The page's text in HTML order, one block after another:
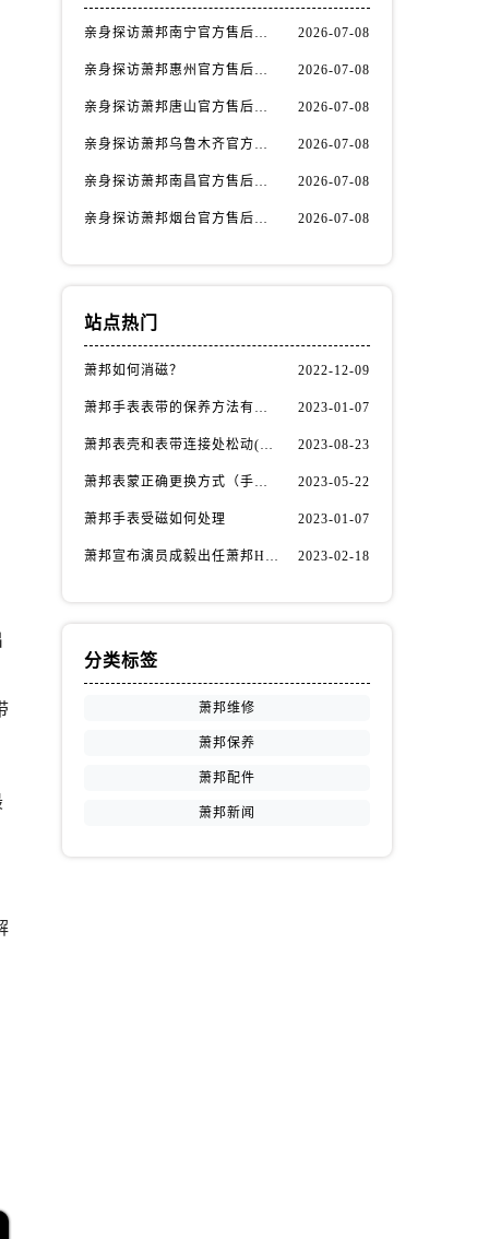
预约）
亲身探访萧邦南宁官方售后服务中心｜网点地址与电话（2026年7月最新） 2026-07-08
亲身探访萧邦惠州官方售后服务中心｜网点地址及热线（2026年7月最新） 2026-07-08
亲身探访萧邦唐山官方售后服务中心｜全新地址及服务热线（2026年7月最新） 2026-07-08
亲身探访萧邦乌鲁木齐官方售后服务中心｜网点地址与服务热线（2026年7月最新） 2026-07-08
亲身探访萧邦南昌官方售后服务中心｜详细地址及客服热线（2026年7月最新） 2026-07-08
亲身探访萧邦烟台官方售后服务中心｜全新官方服务电话与地址（2026年7月最新） 2026-07-08
站点热门
萧邦如何消磁？ 2022-12-09
萧邦手表表带的保养方法有哪些？ 2023-01-07
萧邦表壳和表带连接处松动(如何自行修复) 2023-08-23
萧邦表蒙正确更换方式（手表表蒙更换知识） 2023-05-22
萧邦手表受磁如何处理 2023-01-07
萧邦宣布演员成毅出任萧邦Happy Diamonds系列品牌大使 2023-02-18
分类标签
萧邦维修
萧邦保养
萧邦配件
萧邦新闻